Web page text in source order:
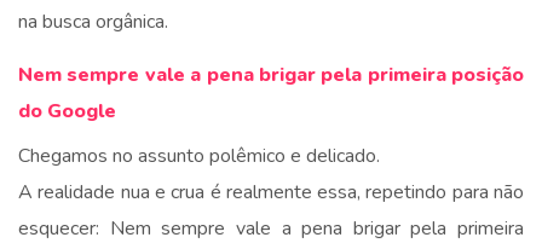
na busca orgânica.
Nem sempre vale a pena brigar pela primeira posição
do Google
Chegamos no assunto polêmico e delicado.
A realidade nua e crua é realmente essa, repetindo para não
esquecer: Nem sempre vale a pena brigar pela primeira